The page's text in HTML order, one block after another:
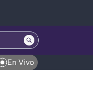
En Vivo